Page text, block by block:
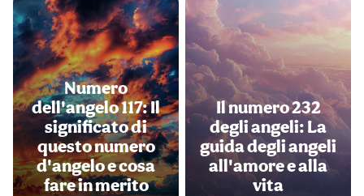
Numero
dell'angelo 117: Il
significato di
questo numero
d'angelo e cosa
fare in merito
Il numero 232
degli angeli: La
guida degli angeli
all'amore e alla
vita